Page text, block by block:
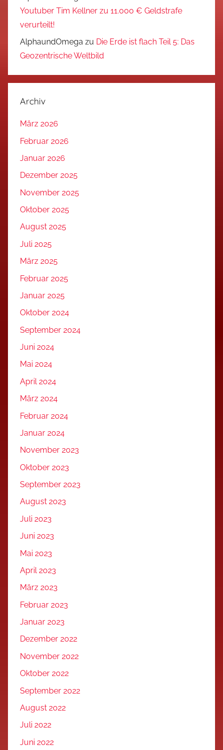
Youtuber Tim Kellner zu 11.000 € Geldstrafe
verurteilt!
AlphaundOmega zu Die Erde ist flach Teil 5: Das
Geozentrische Weltbild
Archiv
März 2026
Februar 2026
Januar 2026
Dezember 2025
November 2025
Oktober 2025
August 2025
Juli 2025
März 2025
Februar 2025
Januar 2025
Oktober 2024
September 2024
Juni 2024
Mai 2024
April 2024
März 2024
Februar 2024
Januar 2024
November 2023
Oktober 2023
September 2023
August 2023
Juli 2023
Juni 2023
Mai 2023
April 2023
März 2023
Februar 2023
Januar 2023
Dezember 2022
November 2022
Oktober 2022
September 2022
August 2022
Juli 2022
Juni 2022